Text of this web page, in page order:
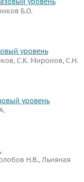
Б.О.
уровень
С.К. Миронов, С.Н.
уровень
Н.В., Льняная